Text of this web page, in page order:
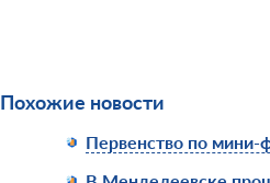
Похожие новости
Первенство по